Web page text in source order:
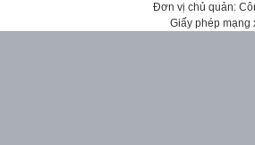
Đơn vị chủ quản:
Giấy phép mạng